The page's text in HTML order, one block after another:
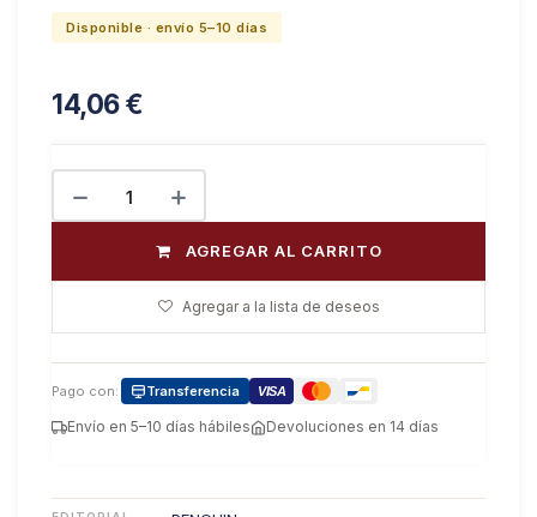
Disponible · envío 5–10 días
14,06€
AGREGAR AL CARRITO
Agregar a la lista de deseos
Pago con: Transferencia VISA
Envío en 5–10 días hábiles Devoluciones en 14 días